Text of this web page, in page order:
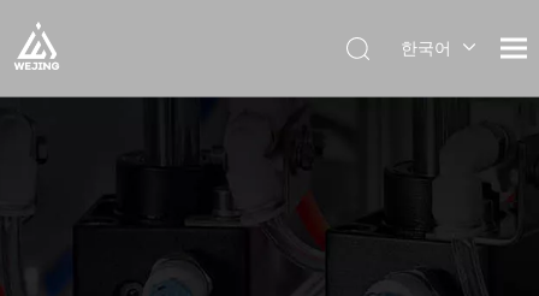
한국어
Español